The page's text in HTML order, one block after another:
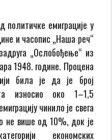
политичке емиграције у
и часопис „Наша реч“
„Ослобођење“ из
1948. године. Процена
била је да је број
износио око 1–1,5
чинило је свега
не више од 10%, док је
економских